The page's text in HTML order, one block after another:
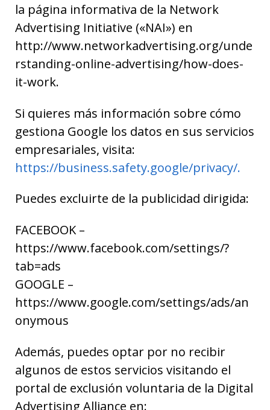
la página informativa de la Network
Advertising Initiative («NAI») en
http://www.networkadvertising.org/unde
rstanding-online-advertising/how-does-
it-work.
Si quieres más información sobre cómo
gestiona Google los datos en sus servicios
empresariales, visita:
https://business.safety.google/privacy/.
Puedes excluirte de la publicidad dirigida:
FACEBOOK –
https://www.facebook.com/settings/?
tab=ads
GOOGLE –
https://www.google.com/settings/ads/an
onymous
Además, puedes optar por no recibir
algunos de estos servicios visitando el
portal de exclusión voluntaria de la Digital
Advertising Alliance en: